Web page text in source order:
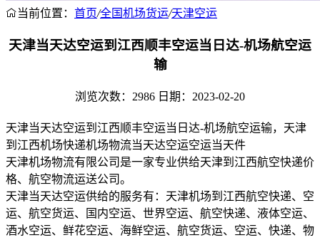
当前位置： 首页/全国机场货运/天津空运
天津当天达空运到江西顺丰空运当日达-机场航空运
输
浏览次数：2986 日期：2023-02-20
天津当天达空运到江西顺丰空运当日达-机场航空运输，天津
到江西机场快递机场物流当天达空运空运当天件
天津机场物流有限公司是一家专业供给天津到江西航空快递价
格、航空物流运送公司。
天津当天达空运供给的服务有：天津机场到江西航空快递、空
运、航空货运、国内空运、世界空运、航空快递、液体空运、
酒水空运、鲜花空运、海鲜空运、航空货运、空运、快递、物